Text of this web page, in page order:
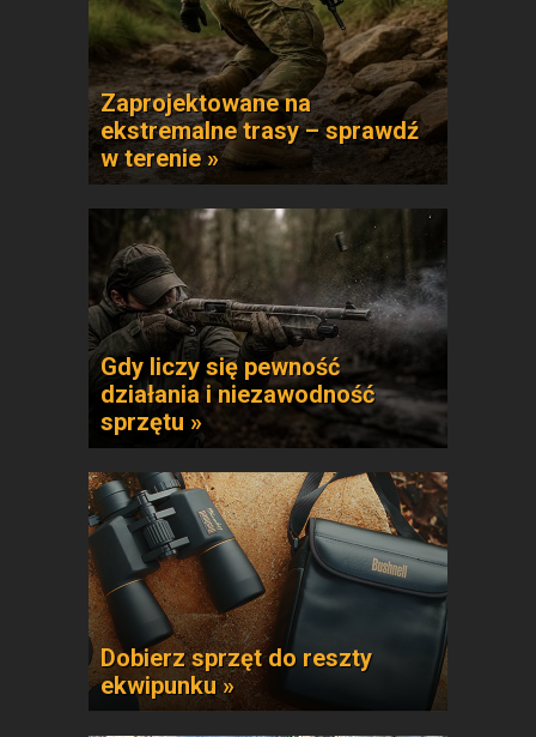
Zaprojektowane na
ekstremalne trasy – sprawdź
w terenie »
Gdy liczy się pewność
działania i niezawodność
sprzętu »
Dobierz sprzęt do reszty
ekwipunku »